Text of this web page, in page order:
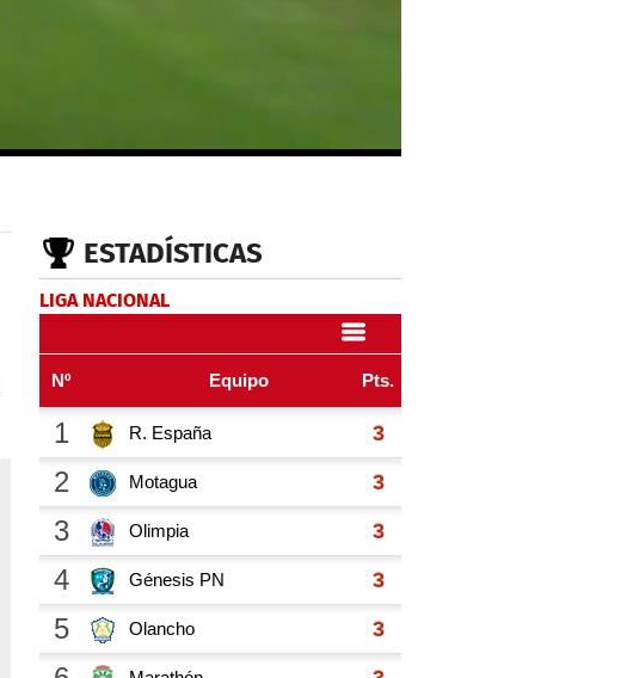
ESTADÍSTICAS
LIGA NACIONAL